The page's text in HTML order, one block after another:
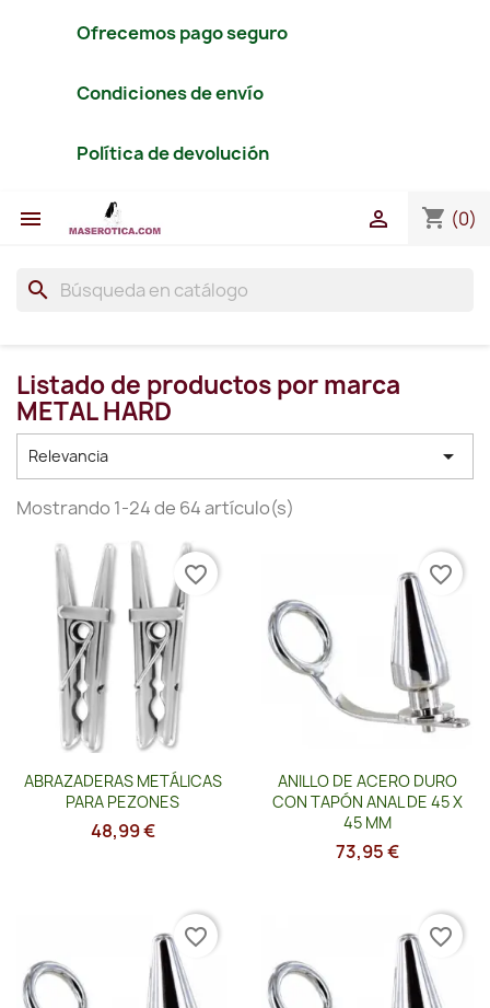
Ofrecemos pago seguro
Condiciones de envío
Política de devolución
 shopping_cart (0)

search
Listado de productos por marca
METAL HARD
Relevancia 
Mostrando 1-24 de 64 artículo(s)
Vista rápida
ABRAZADERAS METÁLICAS
PARA PEZONES
48,99 €
favorite_border
Vista rápida
ANILLO DE ACERO DURO
CON TAPÓN ANAL DE 45 X
45 MM
73,95 €
favorite_border
favorite_border favorite_border